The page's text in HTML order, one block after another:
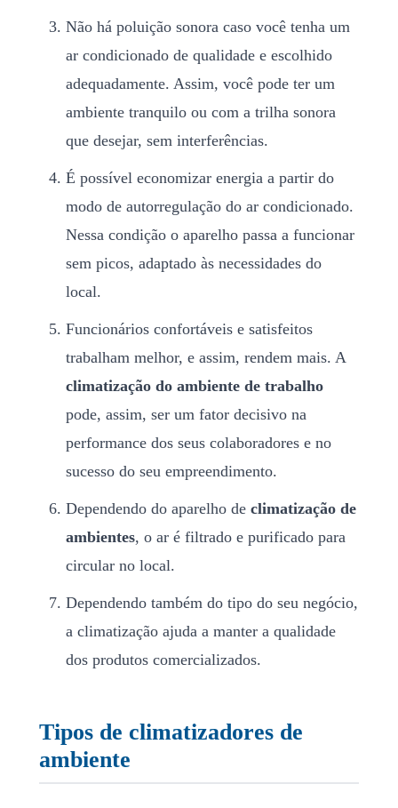
Não há poluição sonora caso você tenha um
ar condicionado de qualidade e escolhido
adequadamente. Assim, você pode ter um
ambiente tranquilo ou com a trilha sonora
que desejar, sem interferências.
É possível economizar energia a partir do
modo de autorregulação do ar condicionado.
Nessa condição o aparelho passa a funcionar
sem picos, adaptado às necessidades do
local.
Funcionários confortáveis e satisfeitos
trabalham melhor, e assim, rendem mais. A
climatização do ambiente de trabalho
pode, assim, ser um fator decisivo na
performance dos seus colaboradores e no
sucesso do seu empreendimento.
Dependendo do aparelho de climatização de
ambientes, o ar é filtrado e purificado para
circular no local.
Dependendo também do tipo do seu negócio,
a climatização ajuda a manter a qualidade
dos produtos comercializados.
Tipos de climatizadores de
ambiente